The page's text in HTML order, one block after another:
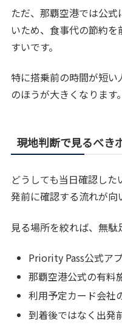
ただ、那覇空港では公
いため、食事代の節約
すいです。
特に搭乗前の時間が短
のほうが大きくなります。
現地判断で見るべき
どうしても当日確認し
発前に確認する流れが向
見る場所を絞れば、無駄
Priority Pass公式ア
那覇空港公式の有料
利用予定カード会社
到着後ではなく出発